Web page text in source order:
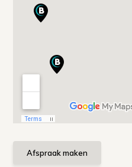
Afspraak maken